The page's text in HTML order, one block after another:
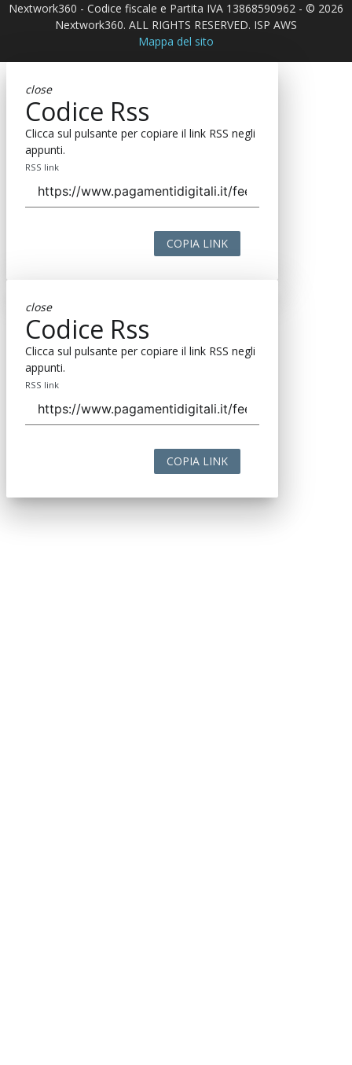
Nextwork360 - Codice fiscale e Partita IVA 13868590962 - © 2026
Nextwork360. ALL RIGHTS RESERVED. ISP AWS
Mappa del sito
close
Codice Rss
Clicca sul pulsante per copiare il link RSS negli
appunti.
RSS link
COPIA LINK
close
Codice Rss
Clicca sul pulsante per copiare il link RSS negli
appunti.
RSS link
COPIA LINK